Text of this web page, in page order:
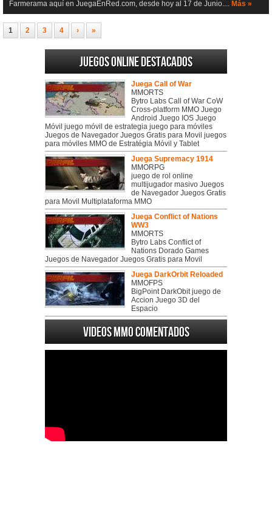
Farmerama aquí en JuegaEnRed.com, desde hoy al 17 de Junio.... Más »
1 2 3 4 › »
Juegos online destacados
Juega Call of War
MMORTS
Bytro Labs Call of War CoW
Cross-platform MMO Juego
Android Juego IOS Juego
Móvil juego móvil de estrategia juego para móviles
Juegos de Navegador Juegos Gratis para Movil juegos
para móviles MMO de Estratégia Móvil y Tablet
Juega Supremacy 1914
MMORPG
juego de rol online
multijugador masivo Juegos
de Navegador Juegos Gratis
para Movil Multiplataforma MMO
Juega Conflict of Nations
WW3
MMORTS
Bytro Labs Conflict of
Nations Dorado Games
Juegos de Navegador Juegos Gratis para Movil
Juega DarkOrbit Reloaded
MMOFPS
BigPoint DarkObit juego de
Accion Juego 3D del
Espacio
Videos MMO Comentados